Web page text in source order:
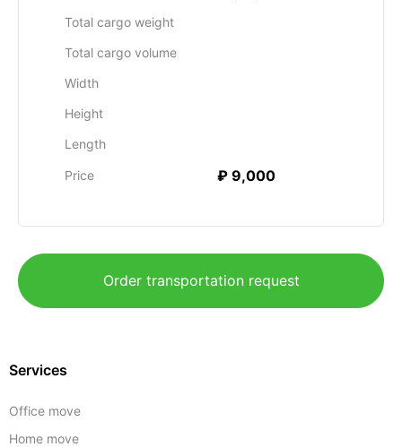
Total cargo weight
Total cargo volume
Width
Height
Length
Price ₽ 9,000
Order transportation request
Services
Office move
Home move